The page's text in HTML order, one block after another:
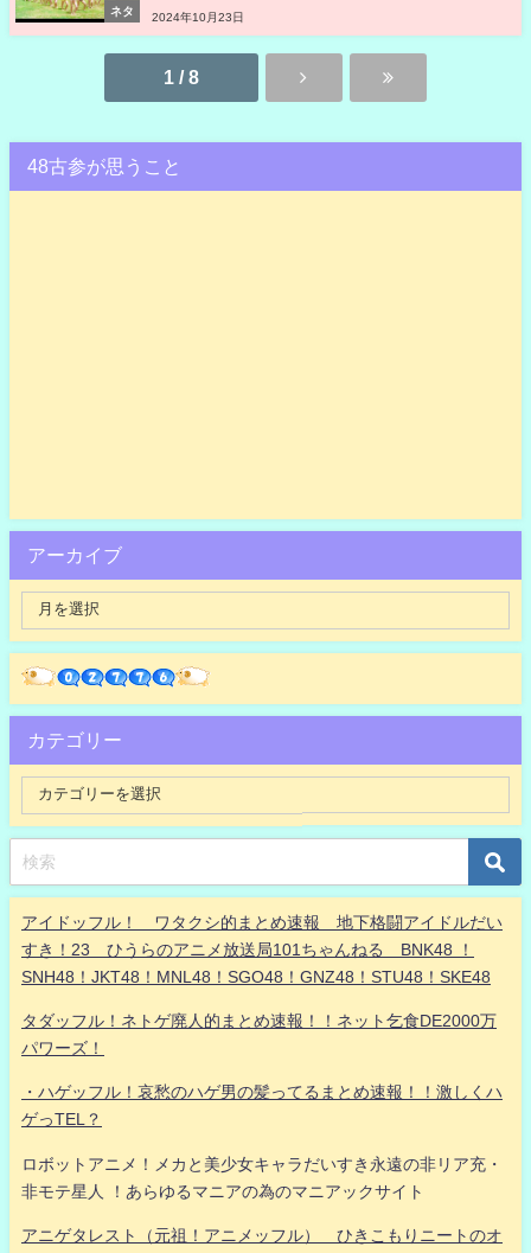
ネタ
2024年10月23日
1 / 8
48古参が思うこと
アーカイブ
カテゴリー
アイドッフル！ ワタクシ的まとめ速報 地下格闘アイドルだい
すき！23 ひうらのアニメ放送局101ちゃんねる BNK48 ！
SNH48！JKT48！MNL48！SGO48！GNZ48！STU48！SKE48
タダッフル！ネトゲ廃人的まとめ速報！！ネット乞食DE2000万
パワーズ！
・ハゲッフル！哀愁のハゲ男の髪ってるまとめ速報！！激しくハ
ゲっTEL？
ロボットアニメ！メカと美少女キャラだいすき永遠の非リア充・
非モテ星人 ！あらゆるマニアの為のマニアックサイト
アニゲタレスト（元祖！アニメッフル） ひきこもりニートのオ